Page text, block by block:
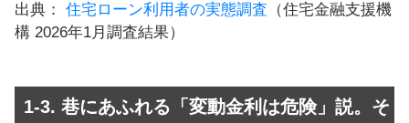
出典： 住宅ローン利用者の実態調査 （住宅金融支援機
構 2026年1月調査結果）
1-3. 巷にあふれる「変動金利は危険」説。そ